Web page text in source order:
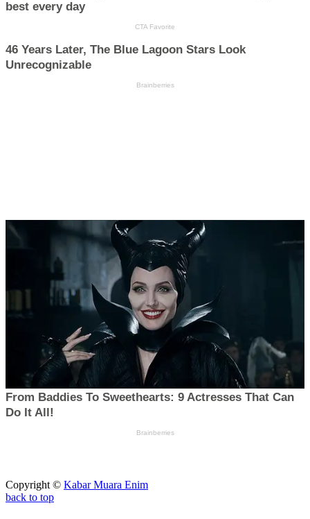
Copyright © Kabar Muara Enim
back to top